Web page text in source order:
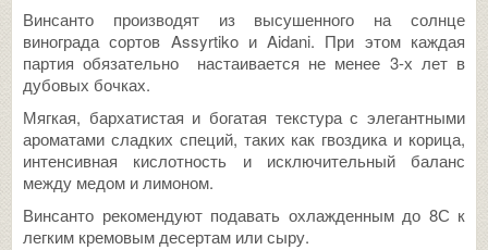
Винсанто производят из высушенного на солнце
винограда сортов Assyrtiko и Aidani. При этом каждая
партия обязательно настаивается не менее 3-х лет в
дубовых бочках.
Мягкая, бархатистая и богатая текстура с элегантными
ароматами сладких специй, таких как гвоздика и корица,
интенсивная кислотность и исключительный баланс
между медом и лимоном.
Винсанто рекомендуют подавать охлажденным до 8С к
легким кремовым десертам или сыру.